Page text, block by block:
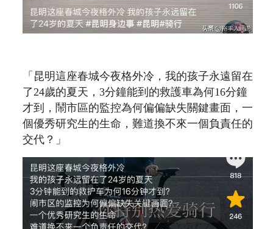
「昆明這座春城今夜格外冷，我的孩子永遠留在
了24歲的夏天，3分鐘能到的救護車為何16分鐘
才到，鬧市區的監控為何偏偏缺失關鍵畫面，一
個優秀研究生的生命，難道換不來一個負責任的
交代？」